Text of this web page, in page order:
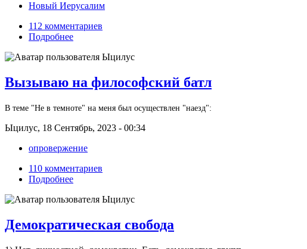
Новый Иерусалим
112 комментариев
Подробнее
Вызываю на философский батл
В теме "Не в темноте" на меня был осуществлен "наезд":
Ыцилус, 18 Сентябрь, 2023 - 00:34
опровержение
110 комментариев
Подробнее
Демократическая свобода